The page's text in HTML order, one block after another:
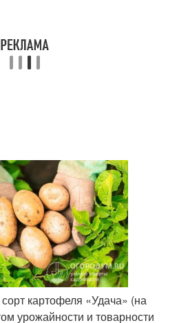
картофеля «Удача» (на
урожайности и товарности